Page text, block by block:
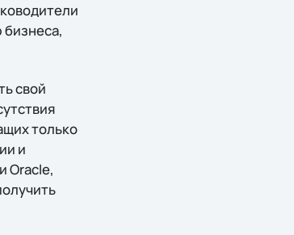
свой
только
и
Oracle,